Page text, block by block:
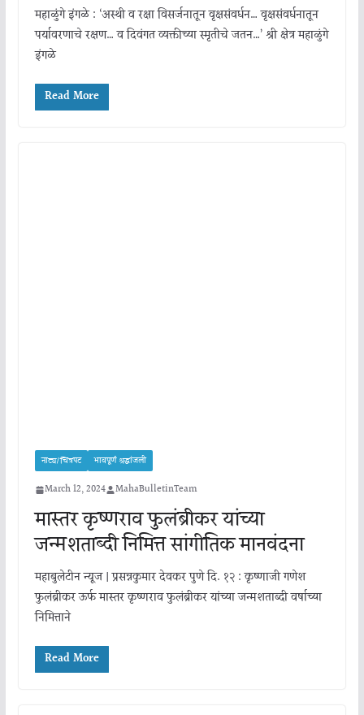
महाळुंगे इंगळे : ‘अस्थी व रक्षा विसर्जनातून वृक्षसंवर्धन… वृक्षसंवर्धनातून
पर्यावरणाचे रक्षण… व दिवंगत व्यक्तीच्या स्मृतीचे जतन…’ श्री क्षेत्र महाळुंगे
इंगळे
Read More
नाट्य/चित्रपट भावपूर्ण श्रद्धांजली
March 12, 2024 MahaBulletinTeam
मास्तर कृष्णराव फुलंब्रीकर यांच्या
जन्मशताब्दी निमित्त सांगीतिक मानवंदना
महाबुलेटीन न्यूज | प्रसन्नकुमार देवकर पुणे दि. १२ : कृष्णाजी गणेश
फुलंब्रीकर ऊर्फ मास्तर कृष्णराव फुलंब्रीकर यांच्या जन्मशताब्दी वर्षाच्या
निमित्ताने
Read More